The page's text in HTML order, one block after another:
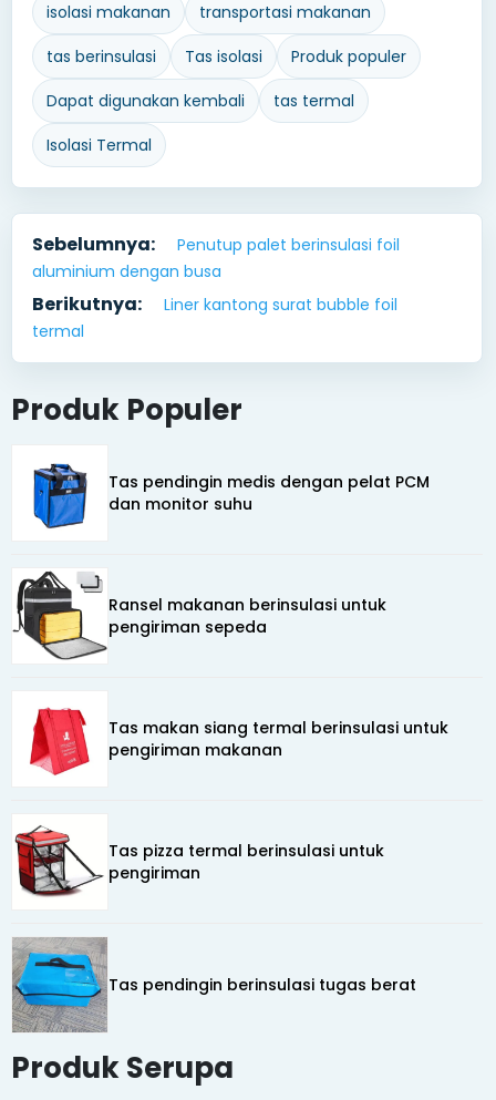
isolasi makanan
transportasi makanan
tas berinsulasi
Tas isolasi
Produk populer
Dapat digunakan kembali
tas termal
Isolasi Termal
Sebelumnya:
Penutup palet berinsulasi foil
aluminium dengan busa
Berikutnya:
Liner kantong surat bubble foil
termal
Produk Populer
Tas pendingin medis dengan pelat PCM
dan monitor suhu
Ransel makanan berinsulasi untuk
pengiriman sepeda
Tas makan siang termal berinsulasi untuk
pengiriman makanan
Tas pizza termal berinsulasi untuk
pengiriman
Tas pendingin berinsulasi tugas berat
Produk Serupa